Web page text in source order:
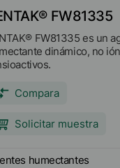
FW81335
FW81335 es un
dinámico, no
Compara
Solicitar muestra
humectantes